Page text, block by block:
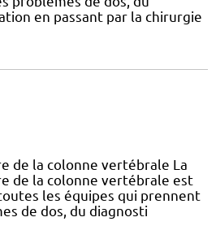
en passant par la chirurgie
de la colonne vertébrale La
de la colonne vertébrale est
les équipes qui prennent
de dos, du diagnosti